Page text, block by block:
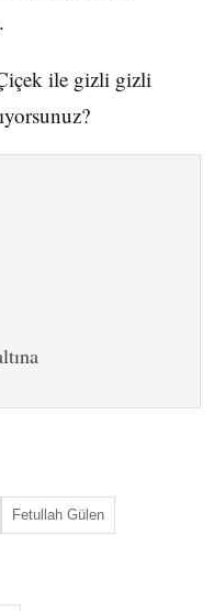
ile gizli gizli
Fetullah Gülen